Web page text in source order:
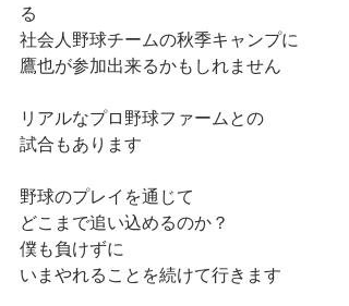
る
社会人野球チームの秋季キャンプに
鷹也が参加出来るかもしれません
リアルなプロ野球ファームとの
試合もあります
野球のプレイを通じて
どこまで追い込めるのか？
僕も負けずに
いまやれることを続けて行きます